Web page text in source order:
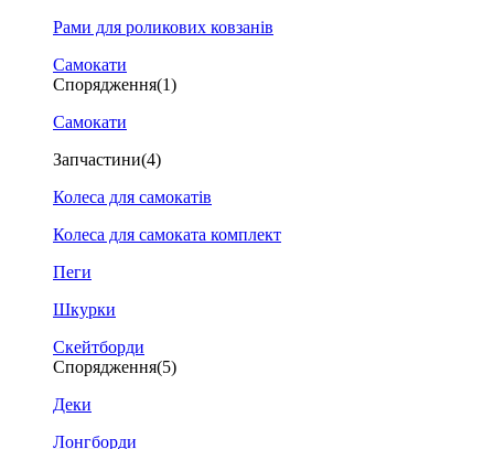
Рами для роликових ковзанів
Самокати
Спорядження(1)
Самокати
Запчастини(4)
Колеса для самокатів
Колеса для самоката комплект
Пеги
Шкурки
Скейтборди
Спорядження(5)
Деки
Лонгборди